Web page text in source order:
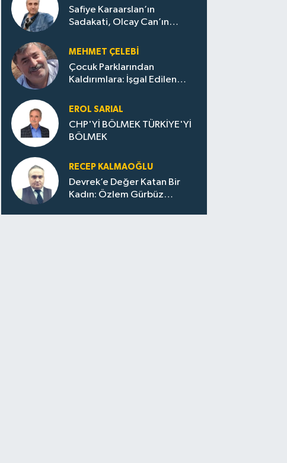
Safiye Karaarslan’ın
Sadakati, Olcay Can’ın
Zonguldak’ta Yeni Dönemi..
MEHMET ÇELEBI
Çocuk Parklarından
Kaldırımlara: İşgal Edilen
Evler Çöp Dolu
EROL SARIAL
CHP'Yİ BÖLMEK TÜRKİYE'Yİ
BÖLMEK
RECEP KALMAOĞLU
Devrek’e Değer Katan Bir
Kadın: Özlem Gürbüz